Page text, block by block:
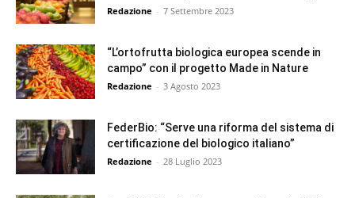
Redazione - 7 Settembre 2023
“L’ortofrutta biologica europea scende in
campo” con il progetto Made in Nature
Redazione - 3 Agosto 2023
FederBio: “Serve una riforma del sistema di
certificazione del biologico italiano”
Redazione - 28 Luglio 2023